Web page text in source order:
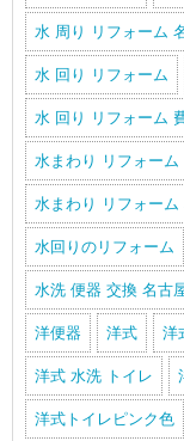
水 周り リフォーム
水 回り リフォーム
水 回り リフォーム
水まわり リフォーム
水まわり リフォーム
水回りのリフォーム
水洗 便器 交換 名古
洋便器 洋式 洋
洋式 水洗 トイレ
洋式トイレピンク色